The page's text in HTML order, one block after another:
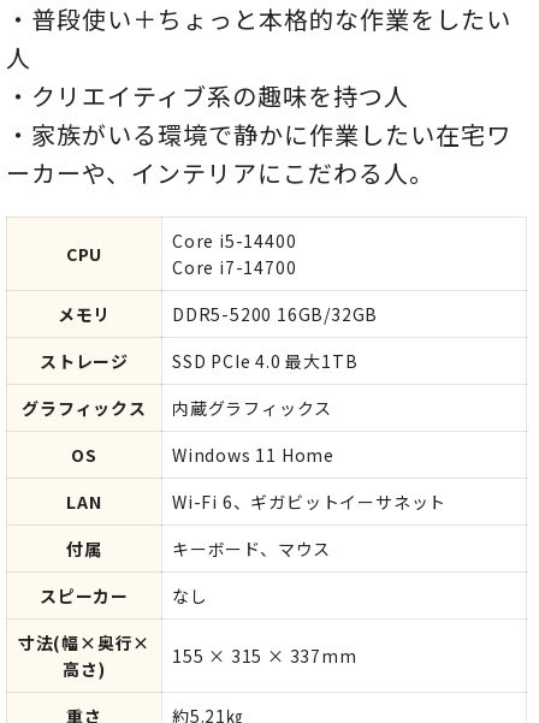
・普段使い＋ちょっと本格的な作業をしたい
人
・クリエイティブ系の趣味を持つ人
・家族がいる環境で静かに作業したい在宅ワ
ーカーや、インテリアにこだわる人。
CPU
Core i5-14400
Core i7-14700
メモリ
DDR5-5200 16GB/32GB
ストレージ
SSD PCIe 4.0 最大1TB
グラフィックス
内蔵グラフィックス
OS
Windows 11 Home
LAN
Wi-Fi 6、ギガビットイーサネット
付属
キーボード、マウス
スピーカー
なし
寸法(幅×奥行×
高さ)
155 × 315 × 337mm
重さ
約5.21㎏